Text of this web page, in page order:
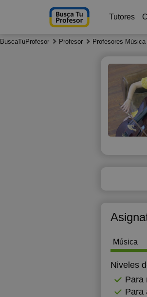
Tutores
BuscaTuProfesor Profesor Profesores Música
Música
Niveles
Para
Para